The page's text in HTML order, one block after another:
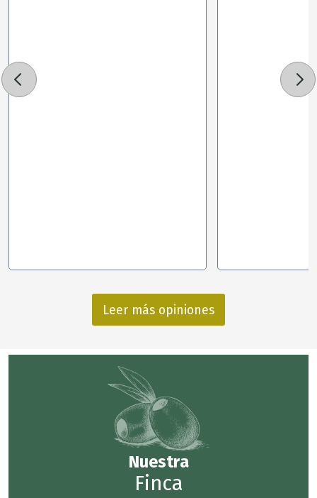
Leer más opiniones
Nuestra
Finca